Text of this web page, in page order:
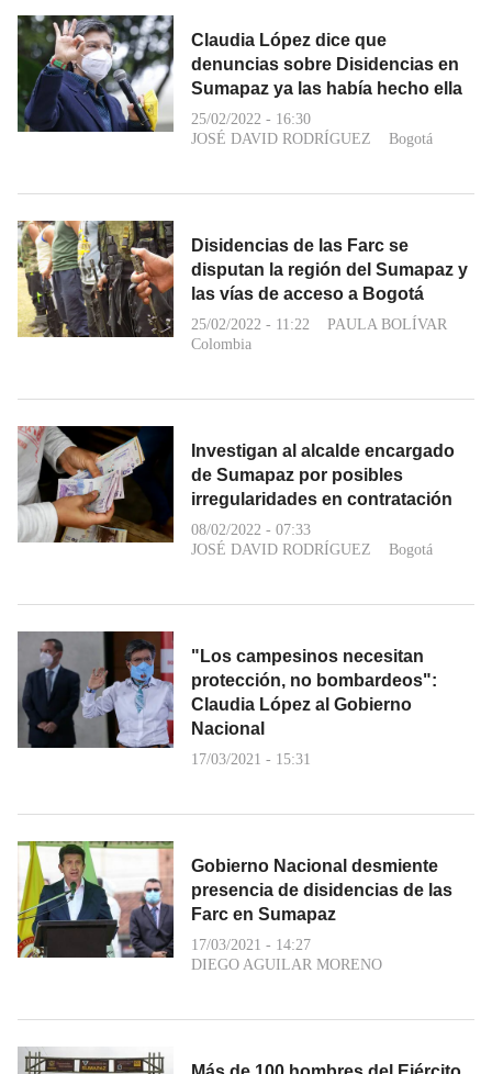
Claudia López dice que
denuncias sobre Disidencias en
Sumapaz ya las había hecho ella
25/02/2022 - 16:30
JOSÉ DAVID RODRÍGUEZ
Bogotá
Disidencias de las Farc se
disputan la región del Sumapaz y
las vías de acceso a Bogotá
25/02/2022 - 11:22
PAULA BOLÍVAR
Colombia
Investigan al alcalde encargado
de Sumapaz por posibles
irregularidades en contratación
08/02/2022 - 07:33
JOSÉ DAVID RODRÍGUEZ
Bogotá
"Los campesinos necesitan
protección, no bombardeos":
Claudia López al Gobierno
Nacional
17/03/2021 - 15:31
Gobierno Nacional desmiente
presencia de disidencias de las
Farc en Sumapaz
17/03/2021 - 14:27
DIEGO AGUILAR MORENO